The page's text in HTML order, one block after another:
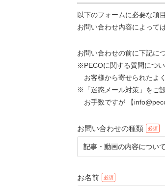
以下のフォームに必要な項
お問い合わせ内容によって
お問い合わせの前に下記に
※PECOに関する質問につ
お客様から寄せられたよ
※「迷惑メール対策」をご
お手数ですが 【
お問い合わせの種類
記事・動画の内容について
お名前